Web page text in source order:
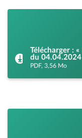
Télécharger :
du 04.04.2024
PDF, 3,56 Mo